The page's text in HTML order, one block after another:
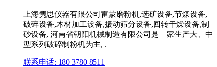
上海隽思仪器有限公司雷蒙磨粉机,选矿设备,节煤设备,
破碎设备,木材加工设备,振动筛分设备,回转干燥设备,制
砂设备, 河南省朝阳机械制造有限公司是一家生产大、中
型系列破碎制粉机为主, .
联系电话: 180 3780 8511